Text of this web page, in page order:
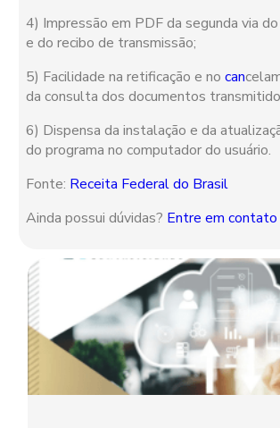
4) Impressão em PDF da segunda via
e do recibo de transmissão;
5) Facilidade na retificação e nocan
da consulta dos documentos
6) Dispensa da instalação e da
do programa no computador do usuário.
Fonte: Receita Federal do Brasil
Ainda possui dúvidas? Entre em contato